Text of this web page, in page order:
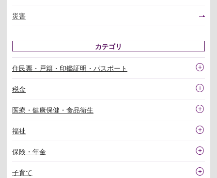
災害
カテゴリ
住民票・戸籍・印鑑証明・パスポート
税金
医療・健康保健・食品衛生
福祉
保険・年金
子育て